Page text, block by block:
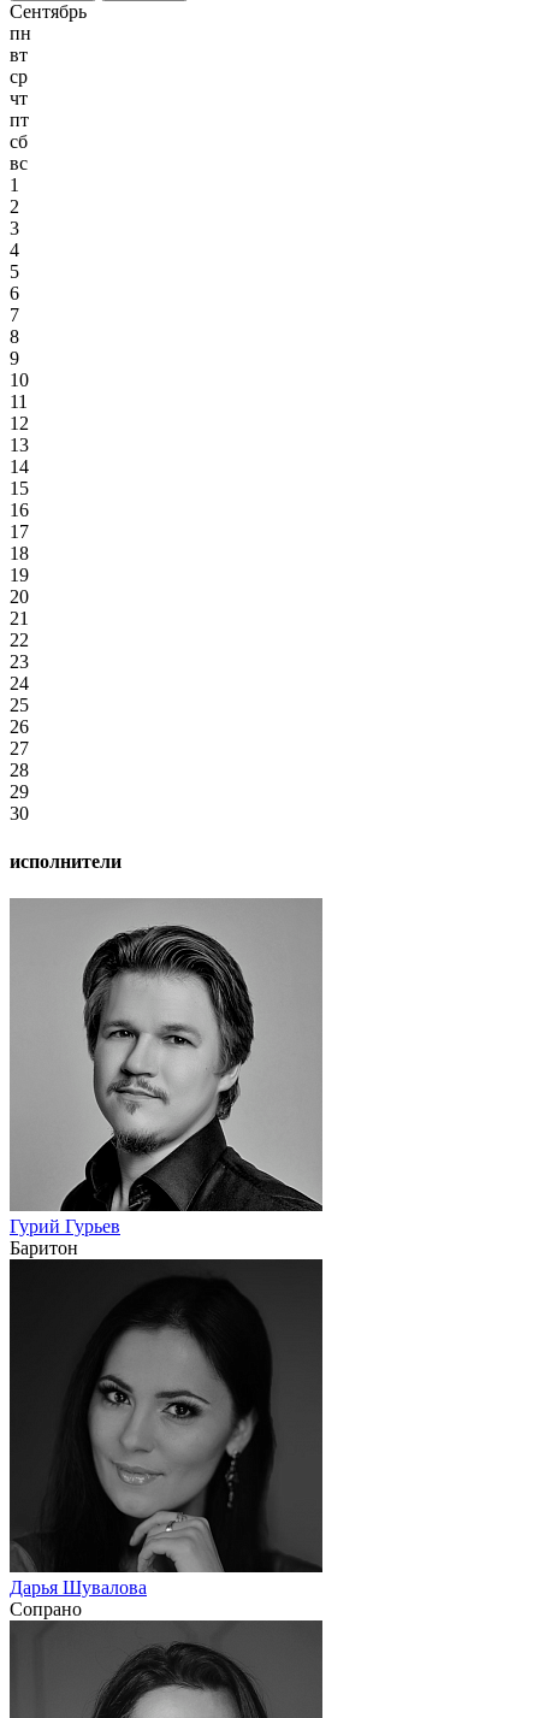
Сентябрь
пн
вт
ср
чт
пт
сб
вс
1
2
3
4
5
6
7
8
9
10
11
12
13
14
15
16
17
18
19
20
21
22
23
24
25
26
27
28
29
30
исполнители
Гурий Гурьев
Баритон
Дарья Шувалова
Сопрано